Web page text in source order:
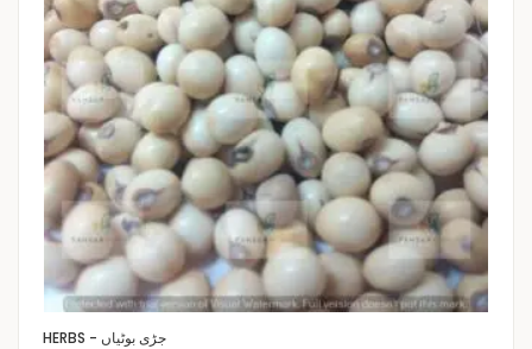
HERBS - جڑی بوٹیاں